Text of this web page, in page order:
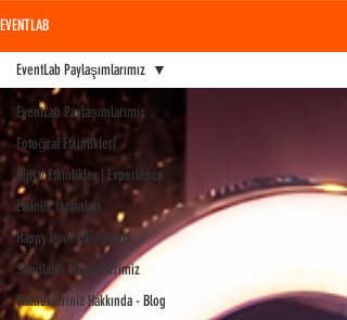
EXPERIENCe desIGN STUDIO
EVENTLAB
EventLab Paylaşımlarımız
Fotoğraf Etkinlikleri
Dijital Etkinlikler | Experience
Etkinlik İkramları
Happy Hour Etkinlikleri
Simülatör Etkinliklerimiz
Etkinlikleriniz Hakkında - Blog
EventLab Paylaşımlarımız